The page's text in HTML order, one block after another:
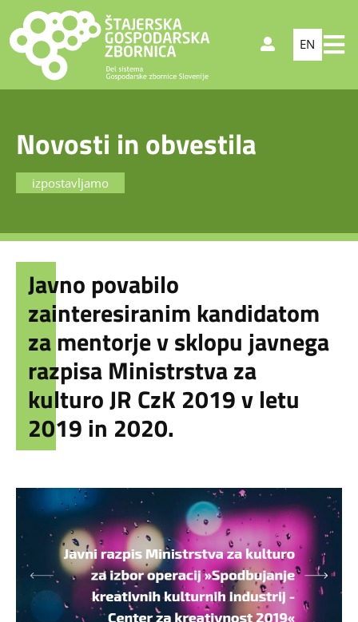
EN
Novosti in obvestila
izpostavljamo
Javno povabilo
zainteresiranim kandidatom
za mentorje v sklopu javnega
razpisa Ministrstva za
kulturo JR CzK 2019 v letu
2019 in 2020.